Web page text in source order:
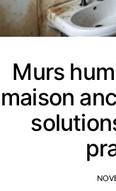
Murs
maison